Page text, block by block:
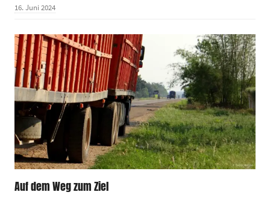
16. Juni 2024
Auf dem Weg zum Ziel